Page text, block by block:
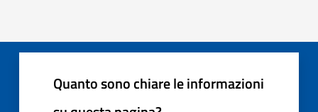
Quanto sono chiare le informazioni